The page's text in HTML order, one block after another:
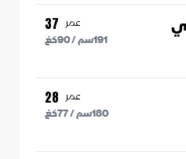
عمر 37
191سم /90كغ
عمر 28
180سم /77كغ